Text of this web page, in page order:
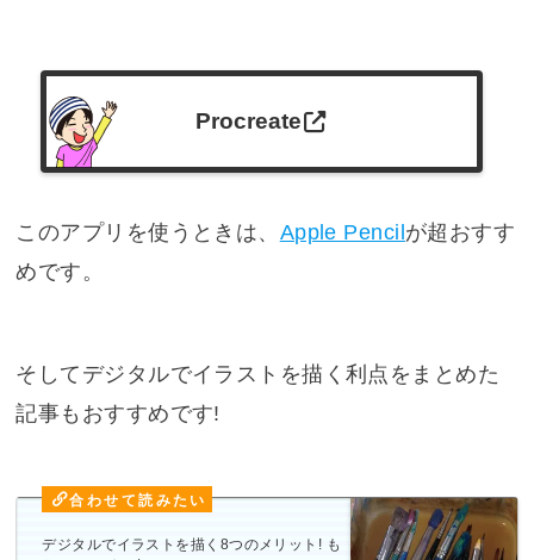
Procreate
このアプリを使うときは、 Apple Pencil が超おすす
めです。
そしてデジタルでイラストを描く利点をまとめた
記事もおすすめです!
デジタルでイラストを描く8つのメリット! も